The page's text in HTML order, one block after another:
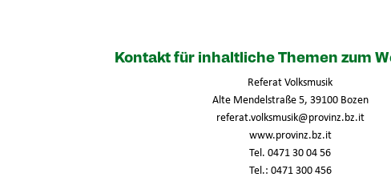
Kontakt für inhaltliche Themen zum
Referat Volksmusik
Alte Mendelstraße 5, 39100 Bozen
referat.volksmusik@provinz.bz.it
www.provinz.bz.it
Tel. 0471 30 04 56
Tel.: 0471 300 456